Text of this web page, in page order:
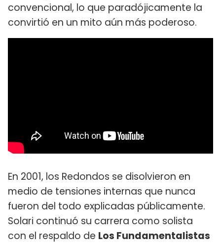
convencional, lo que paradójicamente la
convirtió en un mito aún más poderoso.
En 2001, los Redondos se disolvieron en
medio de tensiones internas que nunca
fueron del todo explicadas públicamente.
Solari continuó su carrera como solista
con el respaldo de Los Fundamentalistas